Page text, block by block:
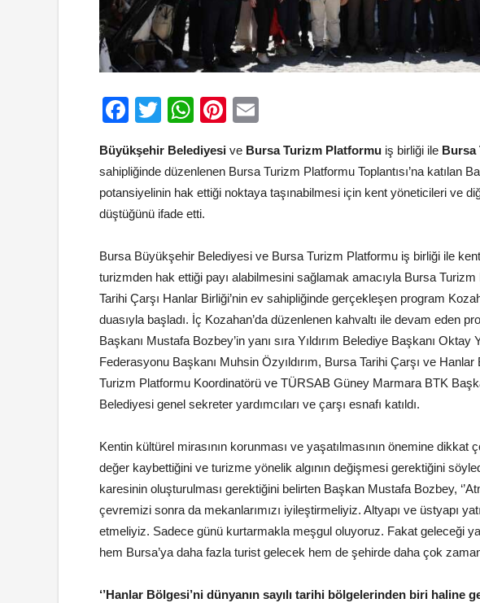
Facebook
TwitterWhatsApp
Pinterest
Büyükşehir Belediyesi ve Bursa Turizm Platformu iş birliği ile Bursa
sahipliğinde düzenlenen Bursa Turizm Platformu Toplantısı’na katılan
potansiyelinin hak ettiği noktaya taşınabilmesi için kent yöneticileri ve
düştüğünü ifade etti.
Bursa Büyükşehir Belediyesi ve Bursa Turizm Platformu iş birliği ile
turizmden hak ettiği payı alabilmesini sağlamak amacıyla Bursa
Tarihi Çarşı Hanlar Birliği’nin ev sahipliğinde gerçekleşen program
duasıyla başladı. İç Kozahan’da düzenlenen kahvaltı ile devam eden
Başkanı Mustafa Bozbey’in yanı sıra Yıldırım Belediye Başkanı
Federasyonu Başkanı Muhsin Özyıldırım, Bursa Tarihi Çarşı ve
Turizm Platformu Koordinatörü ve TÜRSAB Güney Marmara BTK
Belediyesi genel sekreter yardımcıları ve çarşı esnafı katıldı.
Kentin kültürel mirasının korunması ve yaşatılmasının önemine dikkat
değer kaybettiğini ve turizme yönelik algının değişmesi gerektiğini
karesinin oluşturulması gerektiğini belirten Başkan Mustafa Bozbey,
çevremizi sonra da mekanlarımızı iyileştirmeliyiz. Altyapı ve üstyapı
etmeliyiz. Sadece günü kurtarmakla meşgul oluyoruz. Fakat geleceği
hem Bursa’ya daha fazla turist gelecek hem de şehirde daha çok
‘’Hanlar Bölgesi’ni dünyanın sayılı tarihi bölgelerinden biri haline